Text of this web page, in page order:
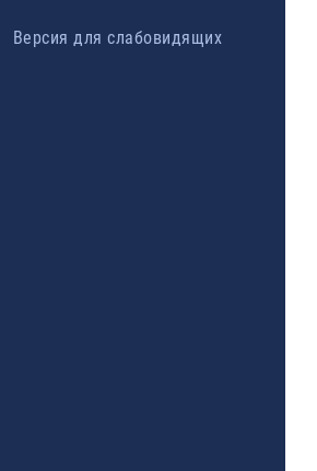
Версия для слабовидящих